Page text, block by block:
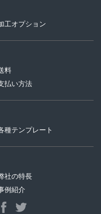
工オプション
料
払い方法
種テンプレート
社の特長
例紹介